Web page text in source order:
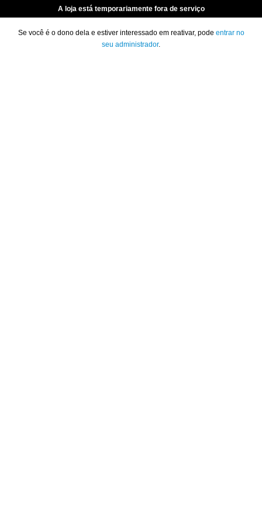
A loja está temporariamente fora de serviço
Se você é o dono dela e estiver interessado em reativar, pode entrar no
seu administrador.